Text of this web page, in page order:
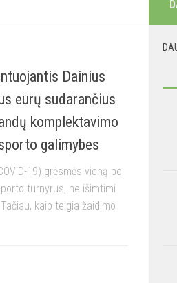
Dainius
eurų sudarančius
komplektavimo
galimybes
19) grėsmės vieną po
turnyrus, ne išimtimi
kaip teigia žaidimo